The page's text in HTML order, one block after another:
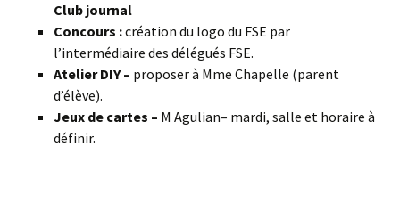
Club journal
Concours :création du logo du FSE par
l’intermédiaire des délégués FSE.
Atelier DIY – proposer à Mme Chapelle (parent
d’élève).
Jeux de cartes – M Agulian– mardi, salle et horaire à
définir.